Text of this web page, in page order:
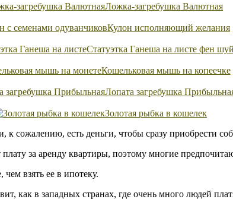
Ложка-загребушка Валютная
Кулон исполняющий желания
Статуэтка Ганеша на листе фен шуй
Кошельковая мышь на копеечке
Лопата загребушка
Золотая рыбка в кошелек
сожалению, есть деньги, чтобы сразу приобрести
за аренду квартиры, поэтому многие
чем взять ее в ипотеку.
как в западных странах, где очень много людей